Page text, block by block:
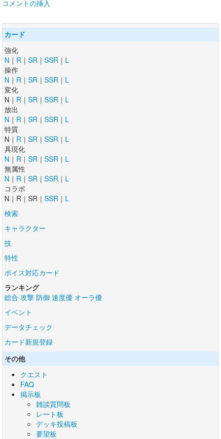
コメントの挿入
カード
強化
N ｜ R ｜ SR ｜ SSR ｜ L
操作
N ｜ R ｜ SR ｜ SSR ｜ L
変化
N｜ R ｜ SR ｜ SSR ｜ L
放出
N ｜ R ｜ SR ｜ SSR ｜ L
特質
N｜ R ｜ SR ｜ SSR ｜ L
具現化
N ｜ R ｜ SR ｜ SSR ｜ L
無属性
N ｜ R ｜ SR ｜ SSR ｜ L
コラボ
N｜R｜SR｜ SSR ｜ L
検索
キャラクター
技
特性
ボイス対応カード
ランキング
総合 攻撃 防御 速度優 オーラ優
イベント
データチェック
カード新規登録
その他
クエスト
FAQ
掲示板
雑談質問板
レート板
デッキ投稿板
要望板